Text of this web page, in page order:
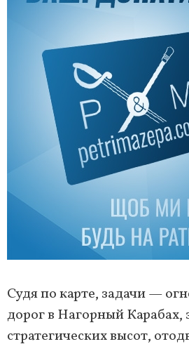
Судя по карте, задачи —
дорог в Нагорный Карабах,
стратегических высот,